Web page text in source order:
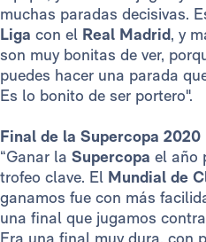
muchas paradas decisivas.
Liga con el Real Madrid, y
son muy bonitas de ver,
puedes hacer una parada
Es lo bonito de ser portero".
Final de la Supercopa 2020
“Ganar la Supercopa el año
trofeo clave. El Mundial de
ganamos fue con más
una final que jugamos
Era una final muy dura, con